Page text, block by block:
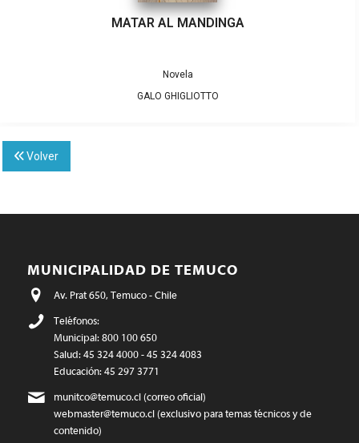
MATAR AL MANDINGA
Novela
GALO GHIGLIOTTO
Volver
MUNICIPALIDAD DE TEMUCO
Av. Prat 650, Temuco - Chile
Teléfonos:
Municipal: 800 100 650
Salud: 45 324 4000 - 45 324 4083
Educación: 45 297 3771
munitco@temuco.cl(correo oficial)
webmaster@temuco.cl(exclusivo para temas técnicos y de
contenido)